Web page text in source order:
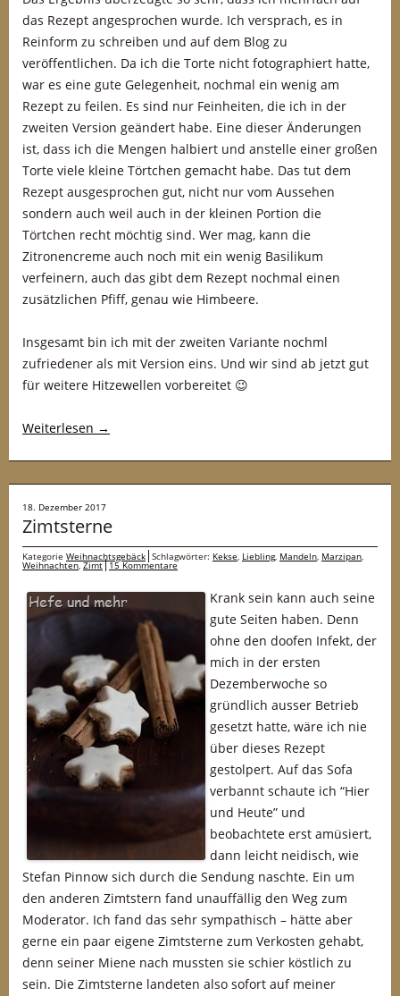
das Rezept angesprochen wurde. Ich versprach, es in
Reinform zu schreiben und auf dem Blog zu
veröffentlichen. Da ich die Torte nicht fotographiert hatte,
war es eine gute Gelegenheit, nochmal ein wenig am
Rezept zu feilen. Es sind nur Feinheiten, die ich in der
zweiten Version geändert habe. Eine dieser Änderungen
ist, dass ich die Mengen halbiert und anstelle einer großen
Torte viele kleine Törtchen gemacht habe. Das tut dem
Rezept ausgesprochen gut, nicht nur vom Aussehen
sondern auch weil auch in der kleinen Portion die
Törtchen recht möchtig sind. Wer mag, kann die
Zitronencreme auch noch mit ein wenig Basilikum
verfeinern, auch das gibt dem Rezept nochmal einen
zusätzlichen Pfiff, genau wie Himbeere.
Insgesamt bin ich mit der zweiten Variante nochml
zufriedener als mit Version eins. Und wir sind ab jetzt gut
für weitere Hitzewellen vorbereitet 😉
Weiterlesen →
18. Dezember 2017
Zimtsterne
Kategorie Weihnachtsgebäck Schlagwörter: Kekse, Liebling, Mandeln, Marzipan,
Weihnachten,Zimt 15 Kommentare
Krank sein kann auch seine
gute Seiten haben. Denn
ohne den doofen Infekt, der
mich in der ersten
Dezemberwoche so
gründlich ausser Betrieb
gesetzt hatte, wäre ich nie
über dieses Rezept
gestolpert. Auf das Sofa
verbannt schaute ich “Hier
und Heute” und
beobachtete erst amüsiert,
dann leicht neidisch, wie
Stefan Pinnow sich durch die Sendung naschte. Ein um
den anderen Zimtstern fand unauffällig den Weg zum
Moderator. Ich fand das sehr sympathisch – hätte aber
gerne ein paar eigene Zimtsterne zum Verkosten gehabt,
denn seiner Miene nach mussten sie schier köstlich zu
sein. Die Zimtsterne landeten also sofort auf meiner